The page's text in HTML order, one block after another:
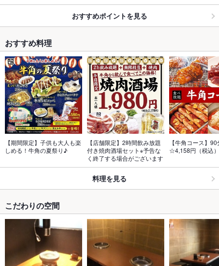
おすすめポイントを見る
おすすめ料理
【期間限定】子供も大人も楽
しめる！牛角の夏祭り♪
【店舗限定】2時間飲み放題
付き焼肉酒場セット※予告な
く終了する場合がございます
【牛角コース】
☆4,158円（税込）
料理を見る
こだわりの空間